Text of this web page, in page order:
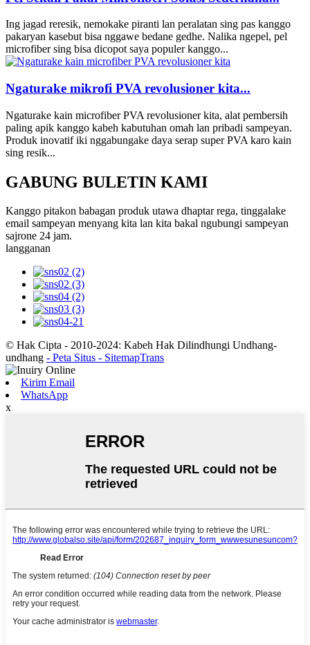
Ing jagad reresik, nemokake piranti lan peralatan sing pas kanggo
pakaryan kasebut bisa nggawe bedane gedhe. Nalika ngepel, pel
microfiber sing bisa dicopot saya populer kanggo...
Ngaturake mikrofi PVA revolusioner kita...
Ngaturake kain microfiber PVA revolusioner kita, alat pembersih
paling apik kanggo kabeh kabutuhan omah lan pribadi sampeyan.
Produk inovatif iki nggabungake daya serap super PVA karo kain
sing resik...
GABUNG BULETIN KAMI
Kanggo pitakon babagan produk utawa dhaptar rega, tinggalake
email sampeyan menyang kita lan kita bakal ngubungi sampeyan
sajrone 24 jam.
langganan
© Hak Cipta - 2010-2024: Kabeh Hak Dilindhungi Undhang-
undhang - Peta Situs - SitemapTrans
Kirim Email
WhatsApp
x